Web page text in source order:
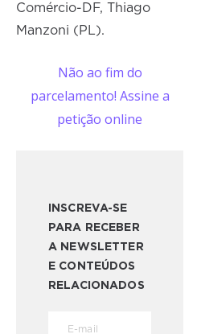
Comércio-DF, Thiago
Manzoni (PL).
Não ao fim do
parcelamento! Assine a
petição online
INSCREVA-SE
PARA RECEBER
A NEWSLETTER
E CONTEÚDOS
RELACIONADOS